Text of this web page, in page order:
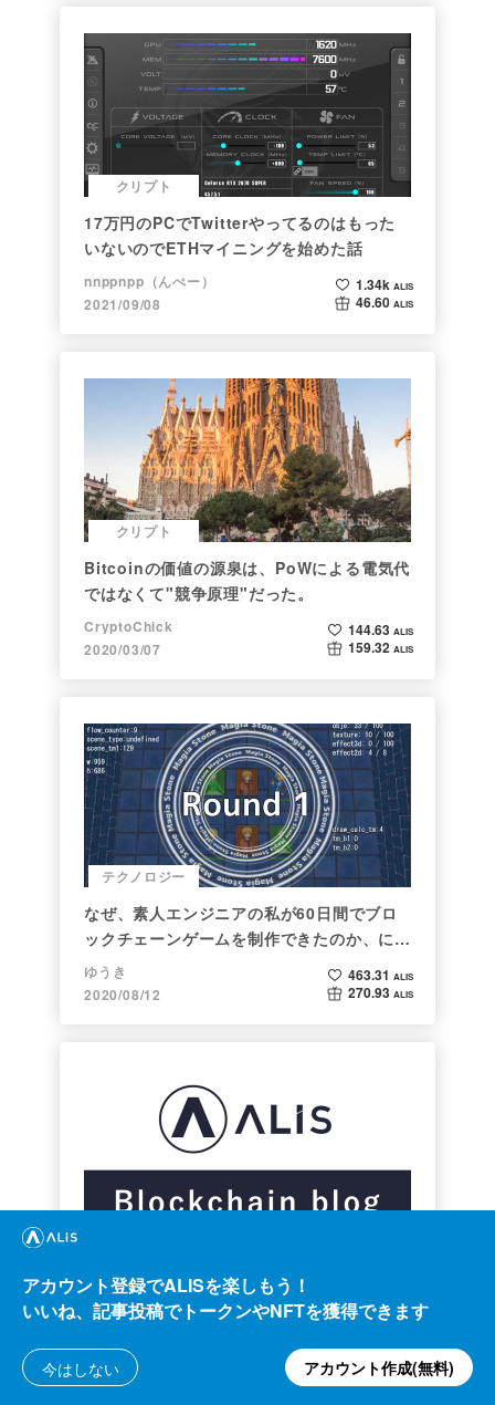
クリプト
17万円のPCでTwitterやってるのはもった
いないのでETHマイニングを始めた話
nnppnpp（んぺー）
2021/09/08
1.34k ALIS
46.60 ALIS
クリプト
Bitcoinの価値の源泉は、PoWによる電気代
ではなくて"競争原理"だった。
CryptoChick
2020/03/07
144.63 ALIS
159.32 ALIS
テクノロジー
なぜ、素人エンジニアの私が60日間でブロ
ックチェーンゲームを制作できたのか、につ
いて語ってみた
ゆうき
2020/08/12
463.31 ALIS
270.93 ALIS
ALISブロックチェーンブログ
0.00 ALIS
アカウント登録でALISを楽しもう！
いいね、記事投稿でトークンやNFTを獲得できます
今はしない アカウント作成(無料)